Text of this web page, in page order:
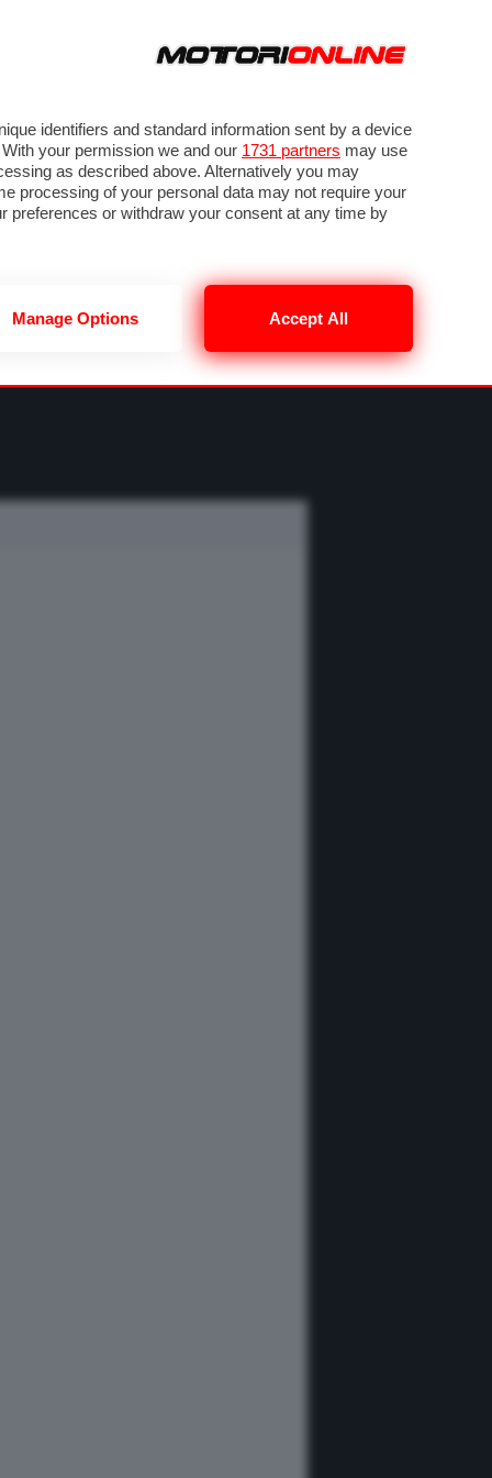
RENDERING PNEUMATICI TRAFFICO
identifiers and standard information sent by a device
your permission we and our 1731 partners may use
as described above. Alternatively you may
processing of your personal data may not require your
preferences or withdraw your consent at any time by
Manage Options Accept All